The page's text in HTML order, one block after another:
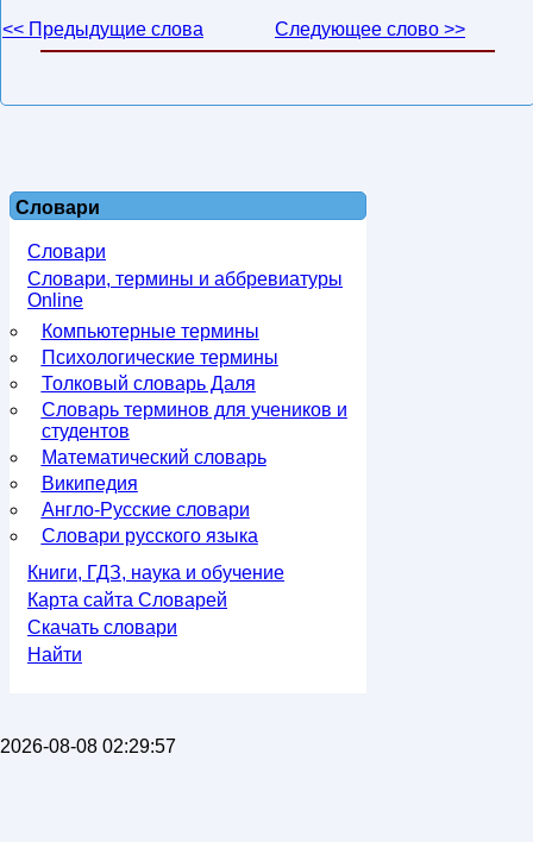
<< Предыдущие слова
Следующее слово >>
Словари
Словари
Словари, термины и аббревиатуры
Online
Компьютерные термины
Психологические термины
Толковый словарь Даля
Словарь терминов для учеников и
студентов
Математический словарь
Википедия
Англо-Русские словари
Словари русского языка
Книги, ГДЗ, наука и обучение
Карта сайта Словарей
Скачать словари
Найти
2026-08-08 02:29:57